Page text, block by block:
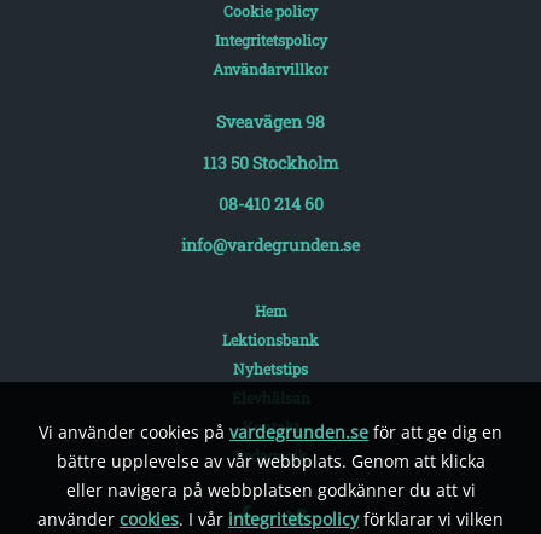
Vi använder cookies på vardegrunden.se för att ge dig en
bättre upplevelse av vår webbplats. Genom att klicka
eller navigera på webbplatsen godkänner du att vi
använder cookies. I vår integritetspolicyförklarar vi vilken
Cookie policy
Integritetspolicy
Användarvillkor
Sveavägen 98
113 50 Stockholm
08-410 214 60
info@vardegrunden.se
Hem
Lektionsbank
Nyhetstips
Kontakt
Pedagogik